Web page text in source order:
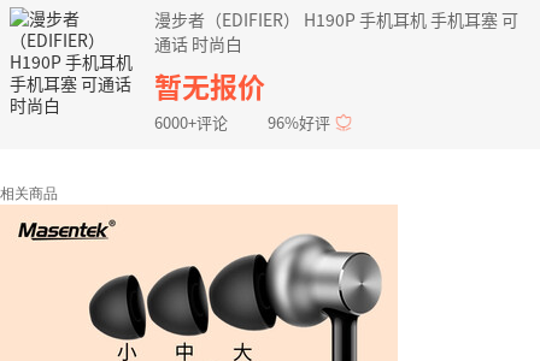
漫步者（EDIFIER） H190P 手机耳机 手机耳塞 可
通话 时尚白
暂无报价
6000+评论 96%好评
相关商品